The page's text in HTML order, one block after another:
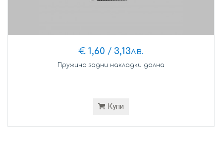
€ 1,60 / 3,13лв.
Пружина задни накладки долна
Купи